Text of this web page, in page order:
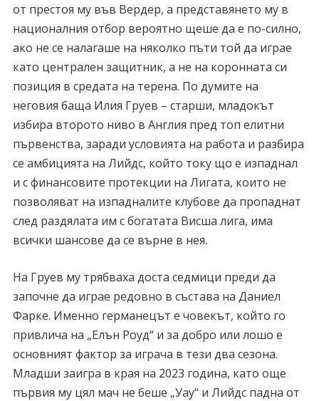
от престоя му във Вердер, а представянето му в
националния отбор вероятно щеше да е по-силно,
ако не се налагаше на няколко пъти той да играе
като централен защитник, а не на коронната си
позиция в средата на терена. По думите на
неговия баща Илия Груев – старши, младокът
избира второто ниво в Англия пред топ елитни
първенства, заради условията на работа и разбира
се амбицията на Лийдс, който току що е изпаднал
и с финансовите протекции на Лигата, които не
позволяват на изпадналите клубове да пропаднат
след раздялата им с богатата Висша лига, има
всички шансове да се върне в нея.
На Груев му трябваха доста седмици преди да
започне да играе редовно в състава на Даниел
Фарке. Именно германецът е човекът, който го
привлича на „Елън Роуд“ и за добро или лошо е
основният фактор за играча в тези два сезона.
Младши заигра в края на 2023 година, като още
първия му цял мач не беше „Уау“ и Лийдс падна от